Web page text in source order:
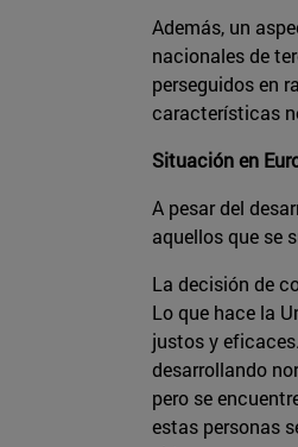
Además, un
nacionales de
perseguidos en
características
Situación en
A pesar del
aquellos que se
La decisión de
Lo que hace la
justos y
desarrollando
pero se
estas personas